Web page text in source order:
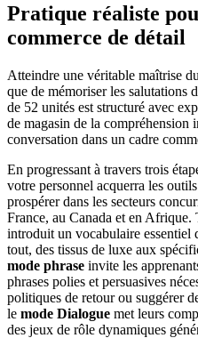
Pratique réaliste
commerce de détail
Atteindre une véritable maîtrise
que de mémoriser les salutations
de 52 unités est structuré avec
de magasin de la compréhension
conversation dans un cadre
En progressant à travers trois
votre personnel acquerra les
prospérer dans les secteurs
France, au Canada et en Afrique.
introduit un vocabulaire essentiel
tout, des tissus de luxe aux
mode phrase invite les
phrases polies et persuasives
politiques de retour ou suggérer
le mode Dialogue met leurs
des jeux de rôle dynamiques